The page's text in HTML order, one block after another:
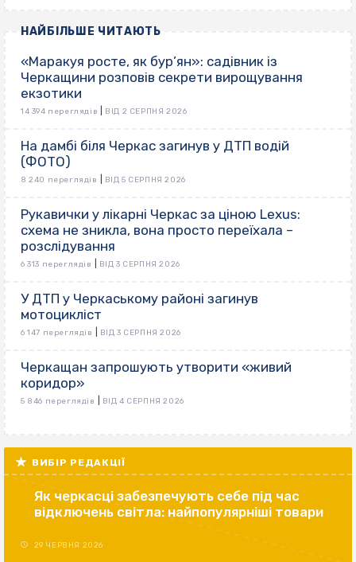
НАЙБІЛЬШЕ ЧИТАЮТЬ
«Маракуя росте, як бур’ян»: садівник із
Черкащини розповів секрети вирощування
екзотики
14 394 переглядів ВІД 2 СЕРПНЯ 2026
На дамбі біля Черкас загинув у ДТП водій
(ФОТО)
8 240 переглядів ВІД 5 СЕРПНЯ 2026
Рукавички у лікарні Черкас за ціною Lexus:
схема не зникла, вона просто переїхала –
розслідування
6 313 переглядів ВІД 3 СЕРПНЯ 2026
У ДТП у Черкаському районі загинув
мотоцикліст
6 147 переглядів ВІД 3 СЕРПНЯ 2026
Черкащан запрошують утворити «живий
коридор»
5 846 переглядів ВІД 4 СЕРПНЯ 2026
ВИБІР РЕДАКЦІЇ
Як черкасці забезпечують себе під час
відключень світла: найпопулярніші товари
29 ЧЕРВНЯ 2026